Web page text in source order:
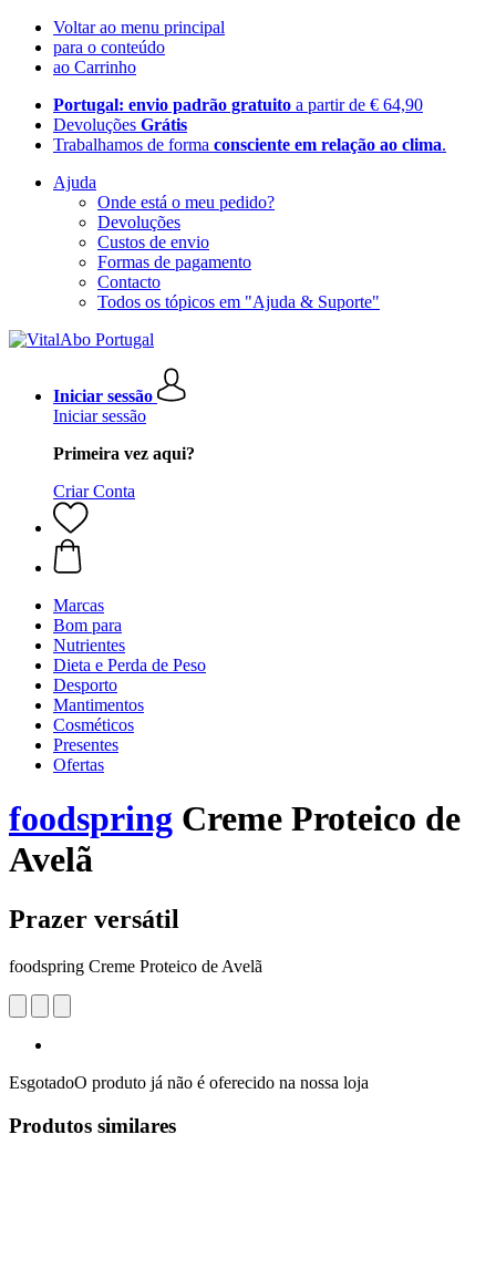
Voltar ao menu principal
para o conteúdo
ao Carrinho
Portugal: envio padrão gratuito a partir de € 64,90
Devoluções Grátis
Trabalhamos de forma consciente em relação ao clima.
Ajuda
Onde está o meu pedido?
Devoluções
Custos de envio
Formas de pagamento
Contacto
Todos os tópicos em "Ajuda & Suporte"
Iniciar sessão
Iniciar sessão
Primeira vez aqui?
Criar Conta
Marcas
Bom para
Nutrientes
Dieta e Perda de Peso
Desporto
Mantimentos
Cosméticos
Presentes
Ofertas
foodspring Creme Proteico de
Avelã
Prazer versátil
foodspring Creme Proteico de Avelã
EsgotadoO produto já não é oferecido na nossa loja
Produtos similares